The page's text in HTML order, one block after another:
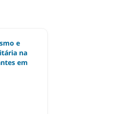
e
na
em